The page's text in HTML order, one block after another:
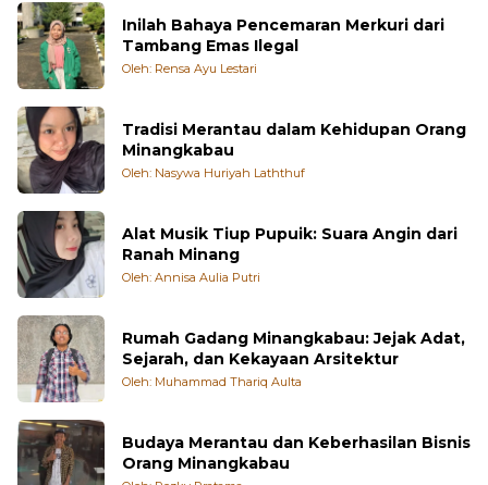
Inilah Bahaya Pencemaran Merkuri dari
Tambang Emas Ilegal
Oleh: Rensa Ayu Lestari
Tradisi Merantau dalam Kehidupan Orang
Minangkabau
Oleh: Nasywa Huriyah Laththuf
Alat Musik Tiup Pupuik: Suara Angin dari
Ranah Minang
Oleh: Annisa Aulia Putri
Rumah Gadang Minangkabau: Jejak Adat,
Sejarah, dan Kekayaan Arsitektur
Oleh: Muhammad Thariq Aulta
Budaya Merantau dan Keberhasilan Bisnis
Orang Minangkabau